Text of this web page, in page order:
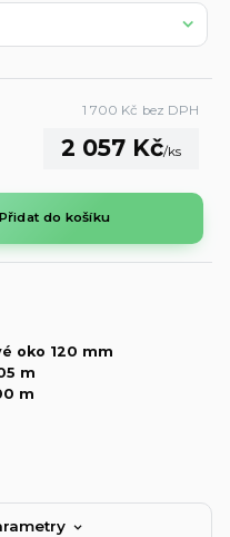
2 057 Kč/ks
1 700 Kč bez DPH
Přidat do košíku
oko 120 mm
m
m